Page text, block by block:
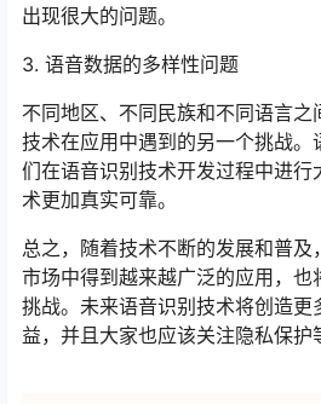
出现很大的问题。
3. 语音数据的多样性问题
不同地区、不同民族和不同语言之
技术在应用中遇到的另一个挑战。
们在语音识别技术开发过程中进行
术更加真实可靠。
总之，随着技术不断的发展和普及
市场中得到越来越广泛的应用，也
挑战。未来语音识别技术将创造更
益，并且大家也应该关注隐私保护